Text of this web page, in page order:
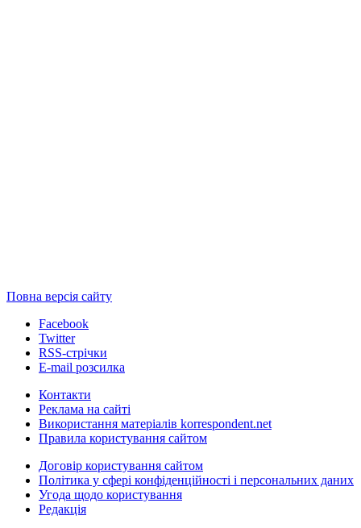
Повна версія сайту
Facebook
Twitter
RSS-стрічки
E-mail розсилка
Контакти
Реклама на сайті
Використання матеріалів korrespondent.net
Правила користування сайтом
Договір користування сайтом
Політика у сфері конфіденційності і персональних даних
Угода щодо користування
Редакція